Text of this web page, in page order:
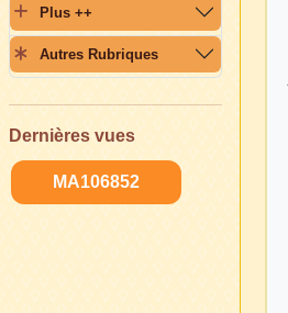
Plus ++
Autres Rubriques
Dernières vues
MA106852